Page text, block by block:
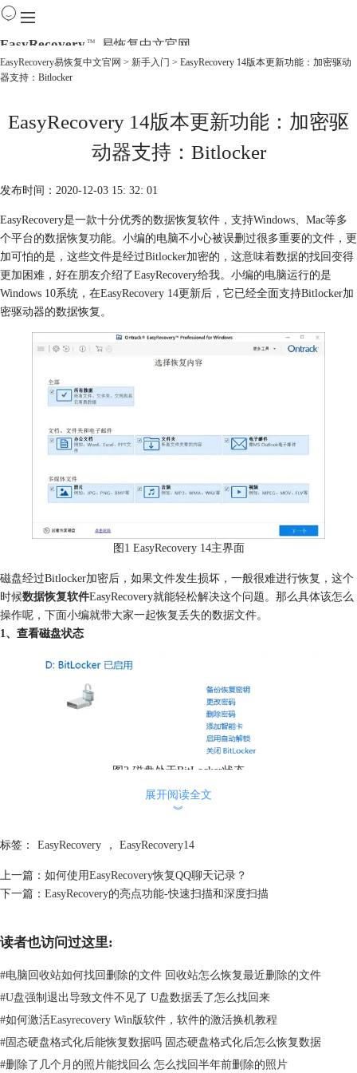
EasyRecovery TM 易恢复中文官网
下载
EasyRecovery易恢复中文官网 > 新手入门 > EasyRecovery 14版本更新功能：加密驱动
器支持：Bitlocker
EasyRecovery 14版本更新功能：加密驱
动器支持：Bitlocker
发布时间：2020-12-03 15: 32: 01
EasyRecovery是一款十分优秀的数据恢复软件，支持Windows、Mac等多
个平台的数据恢复功能。小编的电脑不小心被误删过很多重要的文件，更
加可怕的是，这些文件是经过Bitlocker加密的，这意味着数据的找回变得
更加困难，好在朋友介绍了EasyRecovery给我。小编的电脑运行的是
Windows 10系统，在EasyRecovery 14更新后，它已经全面支持Bitlocker加
密驱动器的数据恢复。
图1 EasyRecovery 14主界面
磁盘经过Bitlocker加密后，如果文件发生损坏，一般很难进行恢复，这个
时候数据恢复软件EasyRecovery就能轻松解决这个问题。那么具体该怎么
操作呢，下面小编就带大家一起恢复丢失的数据文件。
1、查看磁盘状态
图2 磁盘处于BitLocker状态
可以看到，小编的硬盘已经处于BitLocker加密状态，但是其中的部分文
恢复，但是使用EasyRecovery后，只要能够将硬盘加密进行解锁，就有可
能恢复误删的文件。
2、打开软件，选择需要恢复的内容
打开软件，大家会发现软件首页可以选择需要恢复的数据类型。如果记得
展开阅读全文
︾
标签： EasyRecovery ， EasyRecovery14
上一篇： 如何使用EasyRecovery恢复QQ聊天记录？
下一篇： EasyRecovery的亮点功能-快速扫描和深度扫描
读者也访问过这里:
#电脑回收站如何找回删除的文件 回收站怎么恢复最近删除的文件
#U盘强制退出导致文件不见了 U盘数据丢了怎么找回来
#如何激活Easyrecovery Win版软件，软件的激活换机教程
#固态硬盘格式化后能恢复数据吗 固态硬盘格式化后怎么恢复数据
#删除了几个月的照片能找回么 怎么找回半年前删除的照片